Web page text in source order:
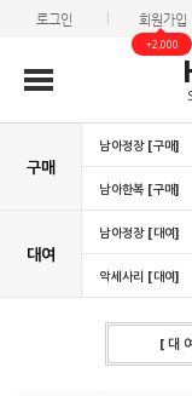
로그인 회원가입
+2,000
구매
남아정장 [구매]
남아한복 [구매]
대여
남아정장 [대여]
악세사리 [대여]
[대